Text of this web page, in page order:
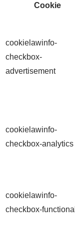
Cookie
cookielawinfo-
checkbox-
advertisement
cookielawinfo-
checkbox-analytics
cookielawinfo-
checkbox-functional